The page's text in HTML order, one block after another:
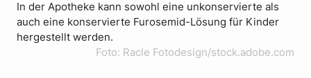
In der Apotheke kann sowohl eine unkonservierte als
auch eine konservierte Furosemid-Lösung für Kinder
hergestellt werden.
Foto: Racle Fotodesign/stock.adobe.com